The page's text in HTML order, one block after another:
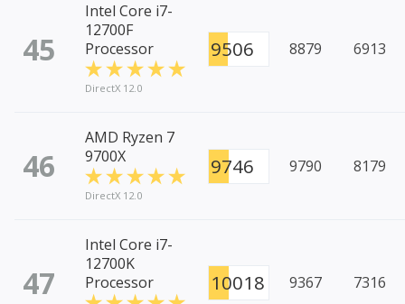
45
Intel Core i7-
12700F
Processor
DirectX 12.0
9506 8879 6913
46
AMD Ryzen 7
9700X
DirectX 12.0
9746 9790 8179
47
Intel Core i7-
12700K
Processor
10018 9367 7316